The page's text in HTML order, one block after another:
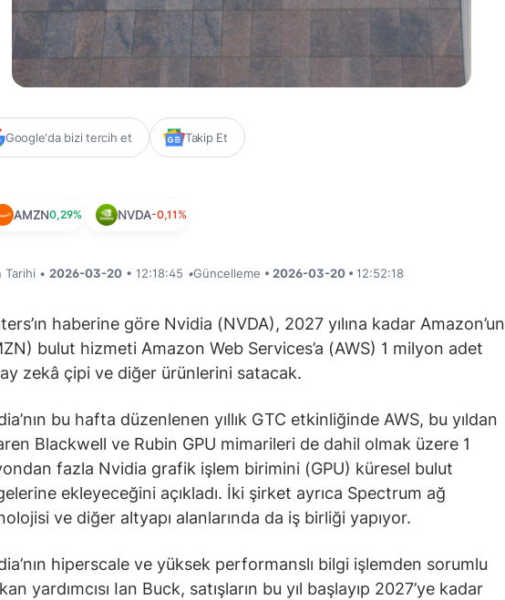
Google'da bizi tercih et Takip Et
AMZN0,29% NVDA-0,11%
Tarihi • 2026-03-20 • 12:18:45 •Güncelleme • 2026-03-20 • 12:52:18
haberine göre Nvidia (NVDA), 2027 yılına kadar Amazon’un
bulut hizmeti Amazon Web Services’a (AWS) 1 milyon adet
zekâ çipi ve diğer ürünlerini satacak.
bu hafta düzenlenen yıllık GTC etkinliğinde AWS, bu yıldan
Blackwell ve Rubin GPU mimarileri de dahil olmak üzere 1
fazla Nvidia grafik işlem birimini (GPU) küresel bulut
ekleyeceğini açıkladı. İki şirket ayrıca Spectrum ağ
ve diğer altyapı alanlarında da iş birliği yapıyor.
hiperscale ve yüksek performanslı bilgi işlemden sorumlu
yardımcısı Ian Buck, satışların bu yıl başlayıp 2027’ye kadar